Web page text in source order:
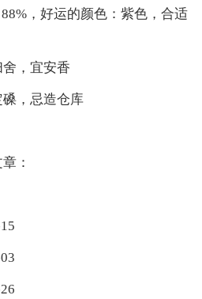
，好运的颜色：紫色，合适
，宜安香
，忌造仓库
：